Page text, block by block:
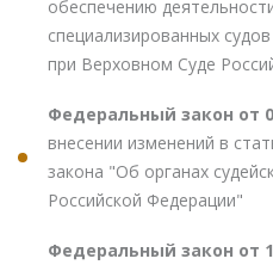
обеспечению
специализированных
при Верховном Суде
Федеральный закон от
внесении изменений в
закона "Об органах
Российской Федерации"
Федеральный закон от